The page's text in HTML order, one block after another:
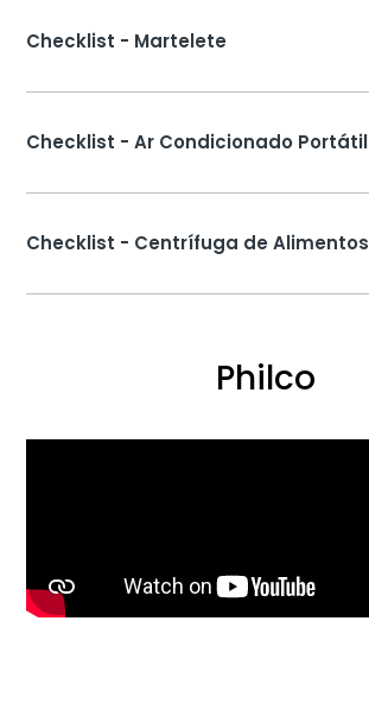
Checklist - Martelete
Checklist - Ar Condicionado Portátil
Checklist - Centrífuga de Alimentos
Philco